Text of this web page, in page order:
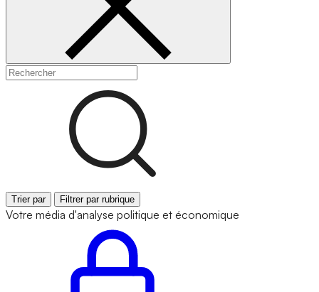
Trier par Filtrer par rubrique
Votre média d'analyse politique et économique